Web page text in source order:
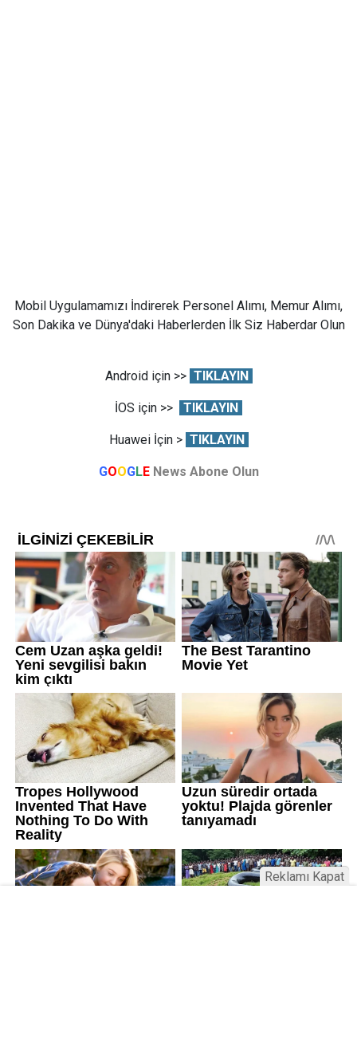
Mobil Uygulamamızı İndirerek Personel Alımı, Memur Alımı,
Son Dakika ve Dünya'daki Haberlerden İlk Siz Haberdar Olun
Android için >> TIKLAYIN
İOS için >> TIKLAYIN
Huawei İçin > TIKLAYIN
GOOGLE News Abone Olun
Reklamı Kapat